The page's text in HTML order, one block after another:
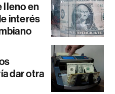
lleno en
interés
dar otra